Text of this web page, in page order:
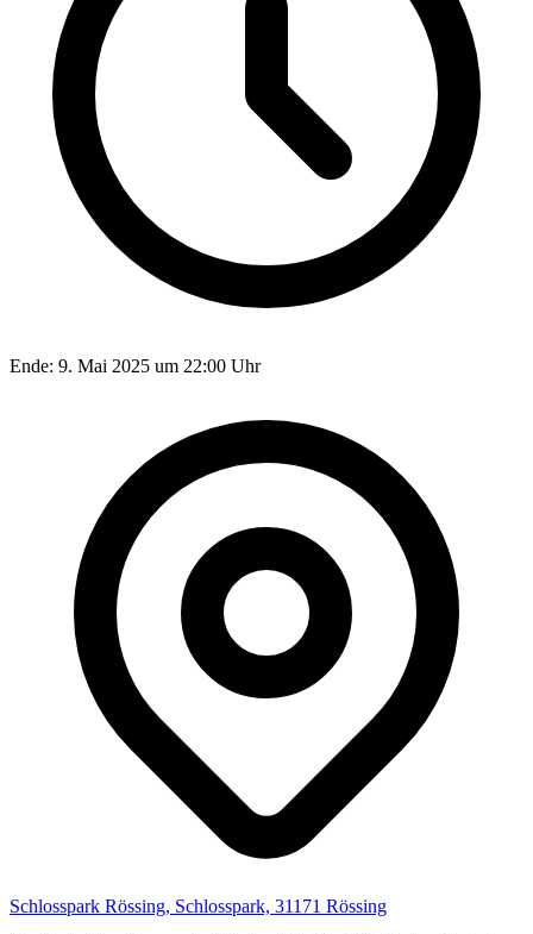
Ende: 9. Mai 2025 um 22:00 Uhr
Schlosspark Rössing, Schlosspark, 31171 Rössing